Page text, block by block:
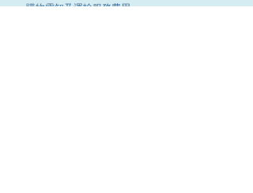
購物需知及運輸服務費用